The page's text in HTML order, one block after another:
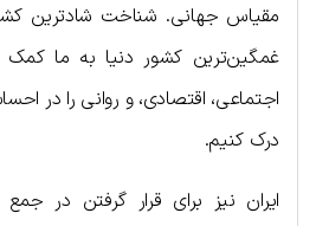
مقیاس جهانی. شناخت شادترین
غمگین‌ترین کشور دنیا به ما
اجتماعی، اقتصادی، و روانی را در
درک کنیم.
ایران نیز برای قرار گرفتن در